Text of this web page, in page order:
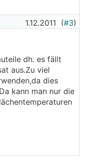
1.12.2011 (#3)
dh. es fällt
aus.Zu viel
dies
kann man nur die